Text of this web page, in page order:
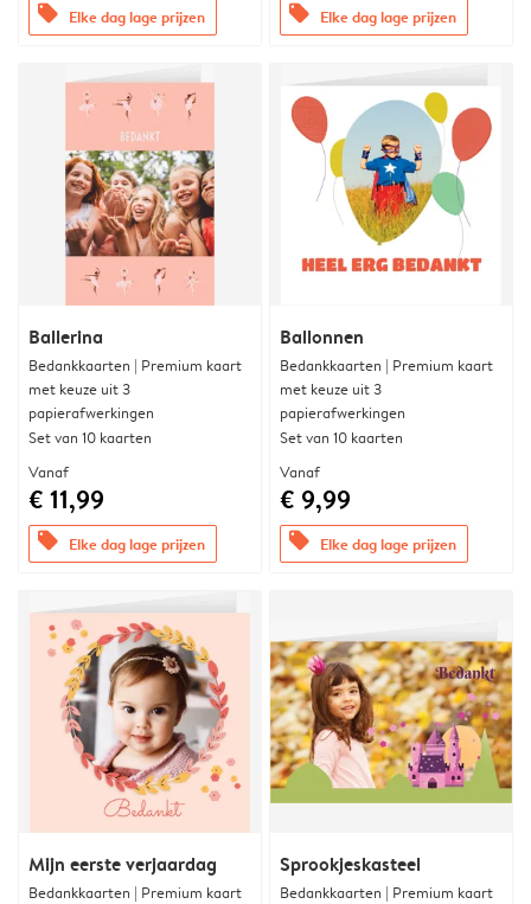
offers Elke dag lage prijzen offers Elke dag lage prijzen
Ballerina
Bedankkaarten | Premium kaart
met keuze uit 3
papierafwerkingen
Set van 10 kaarten
Vanaf
€ 11,99
offers Elke dag lage prijzen
Ballonnen
Bedankkaarten | Premium kaart
met keuze uit 3
papierafwerkingen
Set van 10 kaarten
Vanaf
€ 9,99
offers Elke dag lage prijzen
Mijn eerste verjaardag
Bedankkaarten | Premium kaart
Sprookjeskasteel
Bedankkaarten | Premium kaart